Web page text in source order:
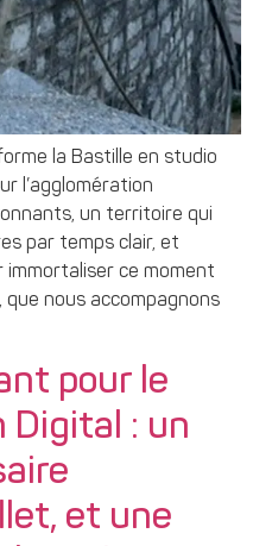
la Bastille en studio
l’agglomération
un territoire qui
par temps clair, et
ce moment
que nous accompagnons
pour le
Digital : un
et une